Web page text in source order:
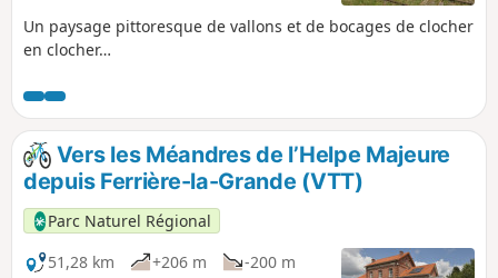
Un paysage pittoresque de vallons et de bocages de clocher
en clocher…
Vers les Méandres de l’Helpe Majeure
depuis Ferrière-la-Grande (VTT)
Parc Naturel Régional
51,28 km
+206 m
-200 m